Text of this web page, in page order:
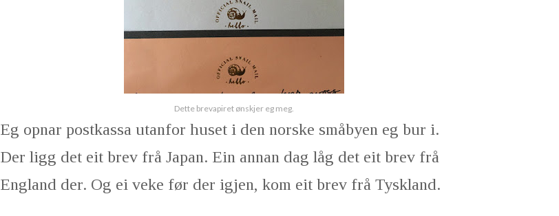
Dette brevapiret ønskjer eg meg.
Eg opnar postkassa utanfor huset i den norske småbyen eg bur i.
Der ligg det eit brev frå Japan. Ein annan dag låg det eit brev frå
England der. Og ei veke før der igjen, kom eit brev frå Tyskland.